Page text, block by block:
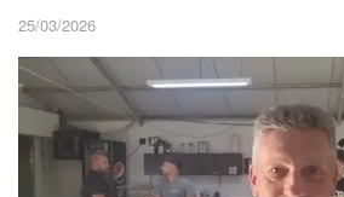
25/03/2026